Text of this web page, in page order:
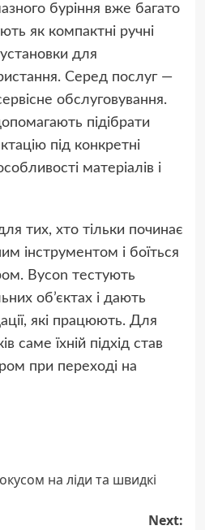
буріння вже багато
як компактні ручні
для
Серед послуг —
обслуговування.
підібрати
під конкретні
матеріалів і
тих, хто тільки починає
інструментом і боїться
Bycon тестують
об’єктах і дають
які працюють. Для
саме їхній підхід став
при переході на
на ліди та швидкі
Next: